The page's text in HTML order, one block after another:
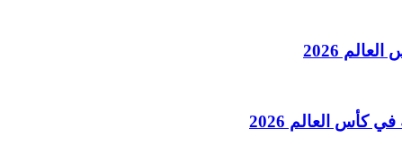
2026
كأس العالم 2026